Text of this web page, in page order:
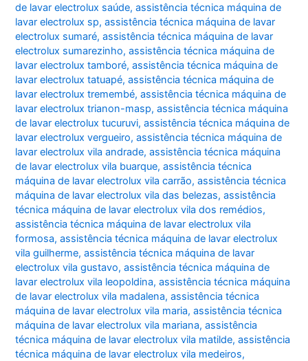
de lavar electrolux saúde,assistência técnica máquina de
lavar electrolux sp,assistência técnica máquina de lavar
electrolux sumaré,assistência técnica máquina de lavar
electrolux sumarezinho,assistência técnica máquina de
lavar electrolux tamboré,assistência técnica máquina de
lavar electrolux tatuapé,assistência técnica máquina de
lavar electrolux tremembé,assistência técnica máquina de
lavar electrolux trianon-masp,assistência técnica máquina
de lavar electrolux tucuruvi,assistência técnica máquina de
lavar electrolux vergueiro,assistência técnica máquina de
lavar electrolux vila andrade,assistência técnica máquina
de lavar electrolux vila buarque,assistência técnica
máquina de lavar electrolux vila carrão,assistência técnica
máquina de lavar electrolux vila das belezas,assistência
técnica máquina de lavar electrolux vila dos remédios,
assistência técnica máquina de lavar electrolux vila
formosa,assistência técnica máquina de lavar electrolux
vila guilherme,assistência técnica máquina de lavar
electrolux vila gustavo,assistência técnica máquina de
lavar electrolux vila leopoldina,assistência técnica máquina
de lavar electrolux vila madalena,assistência técnica
máquina de lavar electrolux vila maria,assistência técnica
máquina de lavar electrolux vila mariana,assistência
técnica máquina de lavar electrolux vila matilde,assistência
técnica máquina de lavar electrolux vila medeiros,